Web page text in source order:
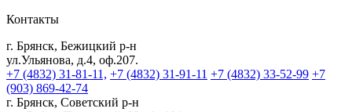
Контакты
г. Брянск, Бежицкий р-н
ул.Ульянова, д.4, оф.207.
+7 (4832) 31-81-11, +7 (4832) 31-91-11 +7 (4832) 33-52-99 +7
(903) 869-42-74
г. Брянск, Советский р-н